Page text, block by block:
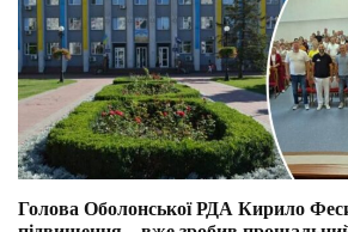
Голова Оболонської РДА Кирило